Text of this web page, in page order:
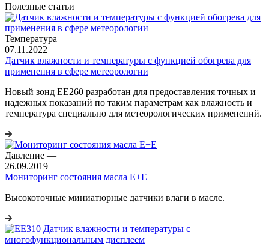
Полезные статьи
Температура —
07.11.2022
Датчик влажности и температуры с функцией обогрева для
применения в сфере метеорологии
Новый зонд EE260 разработан для предоставления точных и
надежных показаний по таким параметрам как влажность и
температура специально для метеорологических применений.
Давление —
26.09.2019
Мониторинг состояния масла E+E
Высокоточные миниатюрные датчики влаги в масле.